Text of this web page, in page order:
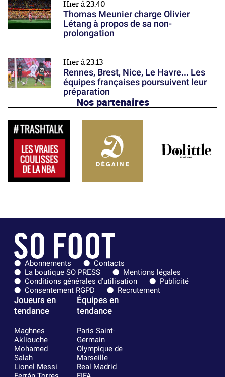
Hier à 23:40
Thomas Meunier charge Olivier
Létang à propos de sa non-
prolongation
Hier à 23:13
Rennes, Brest, Nice, Le Havre... Les
équipes françaises poursuivent leur
préparation
Nos partenaires
Abonnements
Contacts
La boutique SO PRESS
Mentions légales
Conditions générales d'utilisation
Publicité
Consentement RGPD
Recrutement
Joueurs en
tendance
Maghnes
Akliouche
Mohamed
Salah
Lionel Messi
Équipes en
tendance
Paris Saint-
Germain
Olympique de
Marseille
Real Madrid